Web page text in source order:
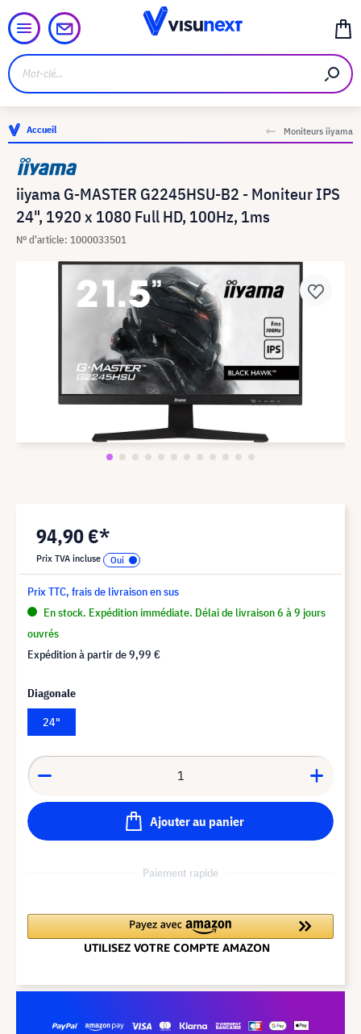
Accueil Moniteurs iiyama
iiyama G-MASTER G2245HSU-B2 - Moniteur IPS
24", 1920 x 1080 Full HD, 100Hz, 1ms
N° d'article: 1000033501
94,90 €*
Prix TVA incluse
Prix TTC, frais de livraison en sus
En stock. Expédition immédiate. Délai de livraison 6 à 9 jours
ouvrés
Expédition à partir de9,99 €
Diagonale
24"
Ajouter au panier
Paiement rapide